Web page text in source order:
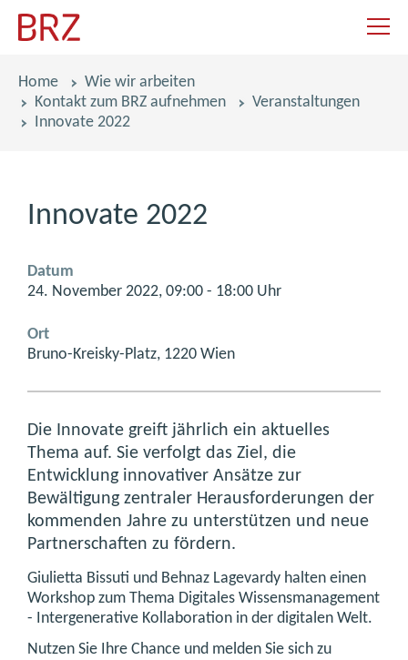
Pfadnavigation
Home
Wie wir arbeiten
Kontakt zum BRZ aufnehmen
Veranstaltungen
Innovate 2022
Innovate 2022
Datum
24. November 2022, 09:00 - 18:00 Uhr
Ort
Bruno-Kreisky-Platz, 1220 Wien
Die Innovate greift jährlich ein aktuelles
Thema auf. Sie verfolgt das Ziel, die
Entwicklung innovativer Ansätze zur
Bewältigung zentraler Herausforderungen der
kommenden Jahre zu unterstützen und neue
Partnerschaften zu fördern.
Giulietta Bissuti und Behnaz Lagevardy halten einen
Workshop zum Thema Digitales Wissensmanagement
- Intergenerative Kollaboration in der digitalen Welt.
Nutzen Sie Ihre Chance und melden Sie sich zu